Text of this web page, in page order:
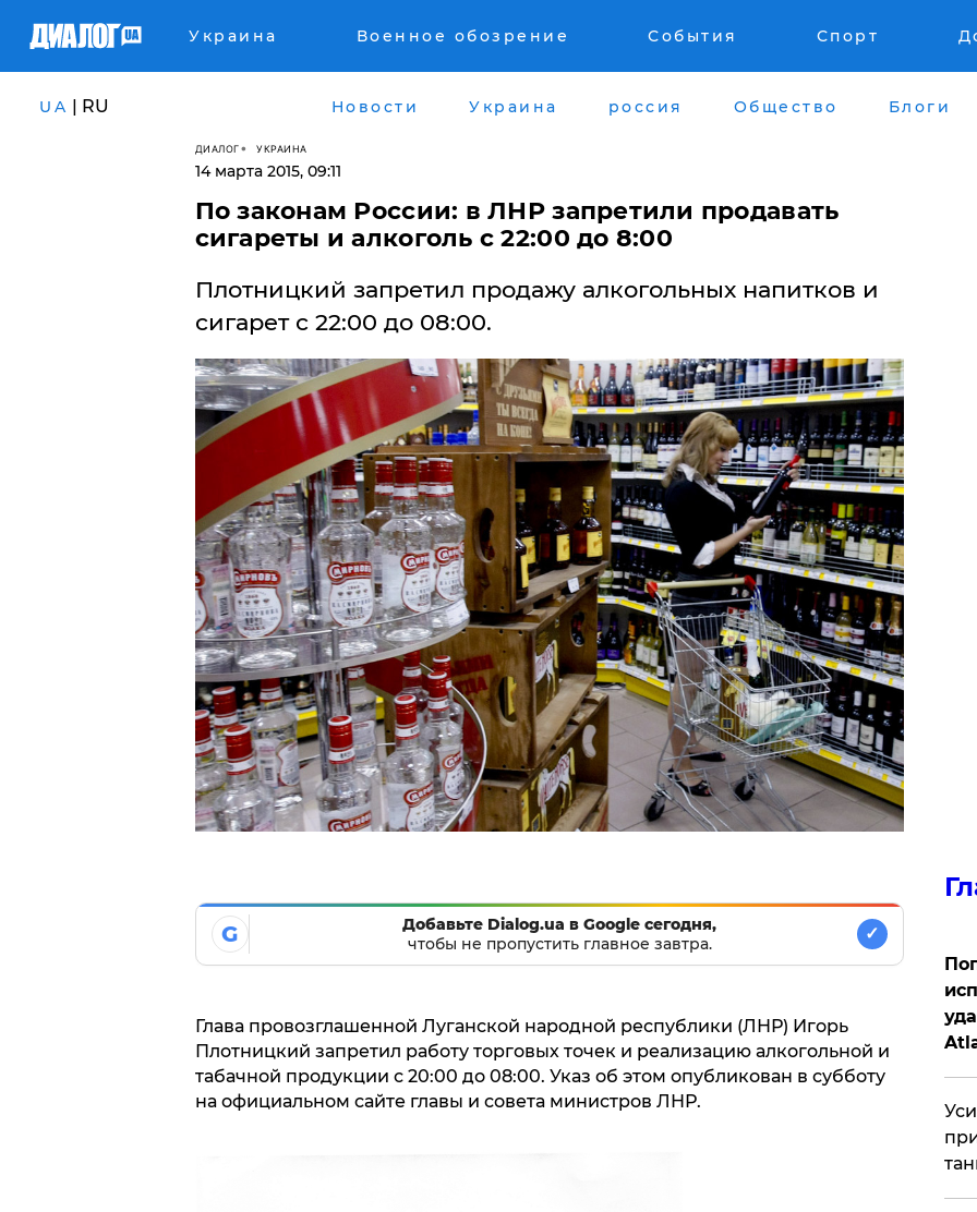
Украина Военное обозрение События Спорт
UA | RU Новости Украина россия Общество Блоги
ДИАЛОГ УКРАИНА
14 марта 2015, 09:11
По законам России: в ЛНР запретили продавать
сигареты и алкоголь с 22:00 до 8:00
Плотницкий запретил продажу алкогольных напитков и
сигарет с 22:00 до 08:00.
G
Добавьте Dialog.ua в Google сегодня,
чтобы не пропустить главное завтра.
✓
Глава провозглашенной Луганской народной республики (ЛНР) Игорь
Плотницкий запретил работу торговых точек и реализацию алкогольной и
табачной продукции с 20:00 до 08:00. Указ об этом опубликован в субботу
на официальном сайте главы и совета министров ЛНР.